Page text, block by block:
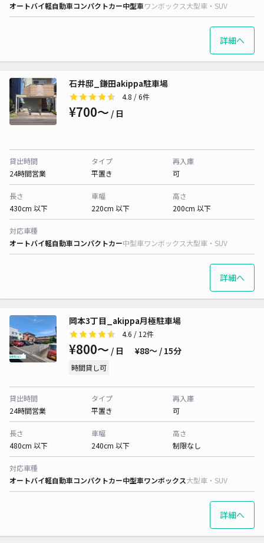
オートバイ軽自動車コンパクトカー中型車ワンボックス大型車・SUV
詳細へ
石井邸_鎌田akippa駐車場
4.8 / 6件
¥700〜 / 日
貸出時間
24時間営業
タイプ
平置き
再入庫
可
長さ
430cm 以下
車幅
220cm 以下
高さ
200cm 以下
対応車種
オートバイ軽自動車コンパクトカー中型車ワンボックス大型車・SUV
詳細へ
岡本3丁目_akippa月極駐車場
4.6 / 12件
¥800〜 / 日 ¥88〜 / 15分
時間貸し可
貸出時間
24時間営業
タイプ
平置き
再入庫
可
長さ
480cm 以下
車幅
240cm 以下
高さ
制限なし
対応車種
オートバイ軽自動車コンパクトカー中型車ワンボックス大型車・SUV
詳細へ